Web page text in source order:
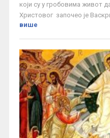
који су у гробовима живот
Христовог започео је
више